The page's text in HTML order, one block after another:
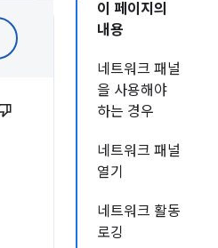
이 페이지의
내용
네트워크 패널
을 사용해야
하는 경우
네트워크 패널
열기
네트워크 활동
로깅